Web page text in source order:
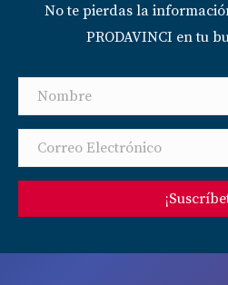
No te pierdas la
PRODAVINCI en tu